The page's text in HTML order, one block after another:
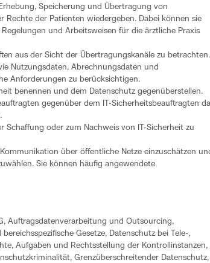
Speicherung und Übertragung von
der Patienten wiedergeben. Dabei können sie
und Arbeitsweisen für die ärztliche Praxis
aus der Sicht der Übertragungskanäle zu betrachten.
Nutzungsdaten, Abrechnungsdaten und
Anforderungen zu berücksichtigen.
benennen und dem Datenschutz gegenüberstellen.
gegenüber dem IT-Sicherheitsbeauftragten
Schaffung oder zum Nachweis von IT-Sicherheit zu
über öffentliche Netze einzuschätzen
Sie können häufig angewendete
Auftragsdatenverarbeitung und Outsourcing,
Gesetze, Datenschutz bei Tele-,
Aufgaben und Rechtsstellung der Kontrollinstanzen,
Grenzüberschreitender Datenschutz,